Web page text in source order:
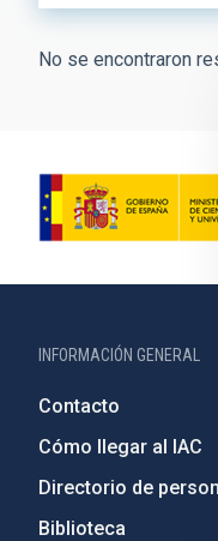
No se encontraron
INFORMACIÓN GENERAL
Contacto
Cómo llegar al IAC
Directorio de
Biblioteca